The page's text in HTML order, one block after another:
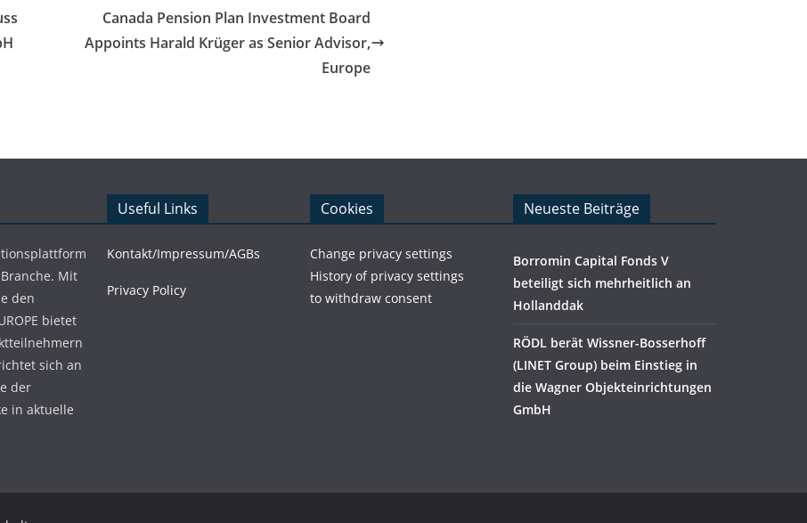
Canada Pension Plan Investment Board
Appoints Harald Krüger as Senior Advisor,
Europe
Mit
den
bietet
sich an
der
in aktuelle
Useful Links
Kontakt/Impressum/AGBs
Privacy Policy
Cookies
Change privacy settings
History of privacy settings
to withdraw consent
Neueste Beiträge
Borromin Capital Fonds V
beteiligt sich mehrheitlich an
Hollanddak
RÖDL berät Wissner-Bosserhoff
(LINET Group) beim Einstieg in
die Wagner Objekteinrichtungen
GmbH